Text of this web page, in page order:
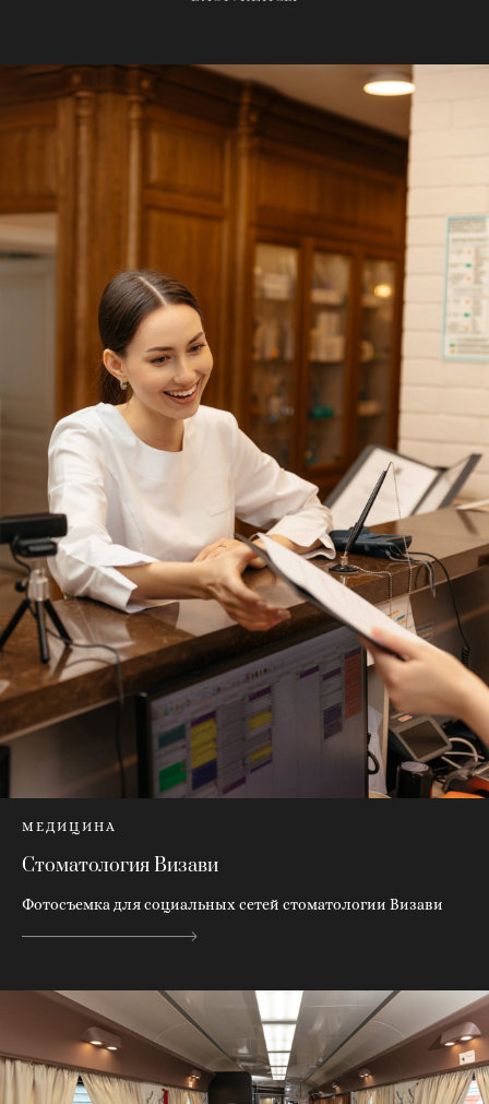
МЕДИЦИНА
Стоматология Визави
Фотосъемка для социальных сетей стоматологии Визави